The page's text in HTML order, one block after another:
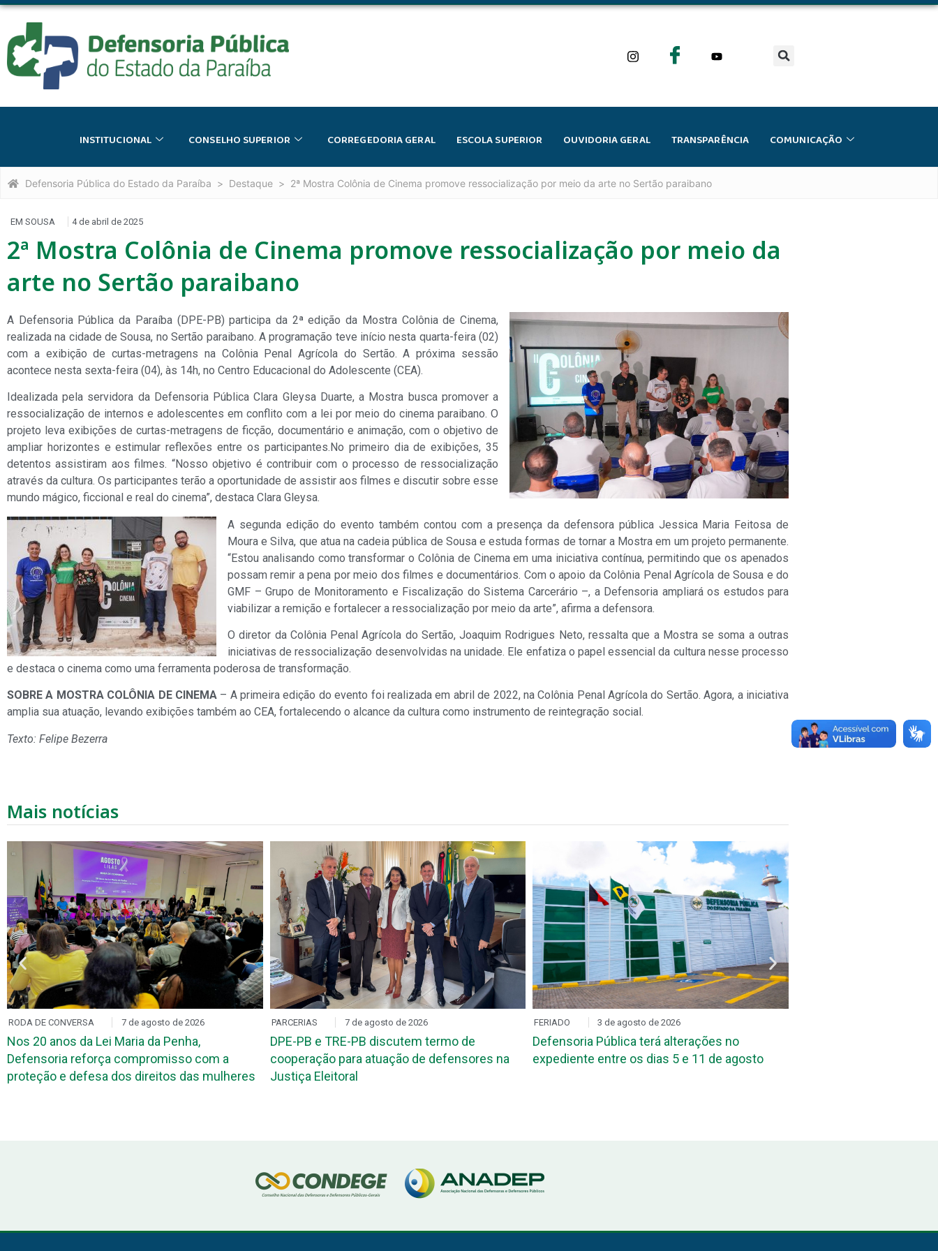
INSTITUCIONAL CONSELHO SUPERIOR CORREGEDORIA GERAL ESCOLA SUPERIOR OUVIDORIA GERAL TRANSPARÊNCIA COMUNICAÇÃO
Defensoria Pública do Estado da Paraíba Destaque 2ª Mostra Colônia de Cinema promove ressocialização por meio da arte no Sertão paraibano
EM SOUSA 4 de abril de 2025
2ª Mostra Colônia de Cinema promove ressocialização por meio da
arte no Sertão paraibano
A Defensoria Pública da Paraíba (DPE-PB) participa da 2ª edição da Mostra Colônia de Cinema,
realizada na cidade de Sousa, no Sertão paraibano. A programação teve início nesta quarta-feira (02)
com a exibição de curtas-metragens na Colônia Penal Agrícola do Sertão. A próxima sessão
acontece nesta sexta-feira (04), às 14h, no Centro Educacional do Adolescente (CEA).
Idealizada pela servidora da Defensoria Pública Clara Gleysa Duarte, a Mostra busca promover a
ressocialização de internos e adolescentes em conflito com a lei por meio do cinema paraibano. O
projeto leva exibições de curtas-metragens de ficção, documentário e animação, com o objetivo de
ampliar horizontes e estimular reflexões entre os participantes.No primeiro dia de exibições, 35
detentos assistiram aos filmes. “Nosso objetivo é contribuir com o processo de ressocialização
através da cultura. Os participantes terão a oportunidade de assistir aos filmes e discutir sobre esse
mundo mágico, ficcional e real do cinema”, destaca Clara Gleysa.
A segunda edição do evento também contou com a presença da defensora pública Jessica Maria Feitosa de
Moura e Silva, que atua na cadeia pública de Sousa e estuda formas de tornar a Mostra em um projeto permanente.
“Estou analisando como transformar o Colônia de Cinema em uma iniciativa contínua, permitindo que os apenados
possam remir a pena por meio dos filmes e documentários. Com o apoio da Colônia Penal Agrícola de Sousa e do
GMF – Grupo de Monitoramento e Fiscalização do Sistema Carcerário –, a Defensoria ampliará os estudos para
viabilizar a remição e fortalecer a ressocialização por meio da arte”, afirma a defensora.
O diretor da Colônia Penal Agrícola do Sertão, Joaquim Rodrigues Neto, ressalta que a Mostra se soma a outras
iniciativas de ressocialização desenvolvidas na unidade. Ele enfatiza o papel essencial da cultura nesse processo
e destaca o cinema como uma ferramenta poderosa de transformação.
SOBRE A MOSTRA COLÔNIA DE CINEMA– A primeira edição do evento foi realizada em abril de 2022, na Colônia Penal Agrícola do Sertão. Agora, a iniciativa
amplia sua atuação, levando exibições também ao CEA, fortalecendo o alcance da cultura como instrumento de reintegração social.
Texto: Felipe Bezerra
Mais notícias
RODA DE CONVERSA 7 de agosto de 2026
Nos 20 anos da Lei Maria da Penha,
Defensoria reforça compromisso com a
proteção e defesa dos direitos das mulheres
PARCERIAS 7 de agosto de 2026
DPE-PB e TRE-PB discutem termo de
cooperação para atuação de defensores na
Justiça Eleitoral
FERIADO 3 de agosto de 2026
Defensoria Pública terá alterações no
expediente entre os dias 5 e 11 de agosto